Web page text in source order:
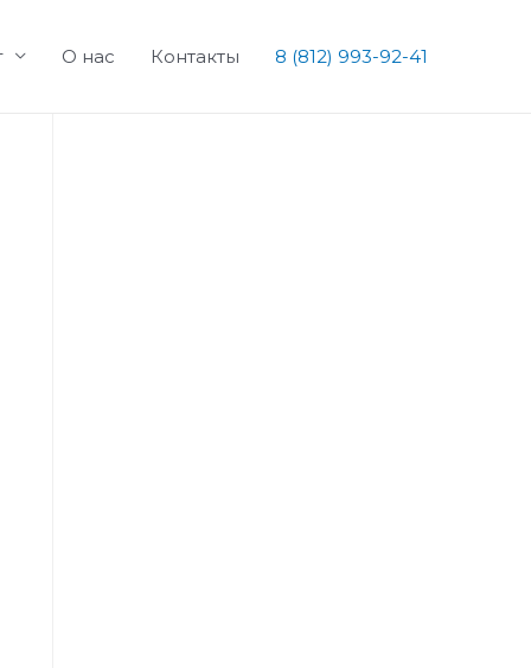
О нас Контакты 8 (812) 993-92-41